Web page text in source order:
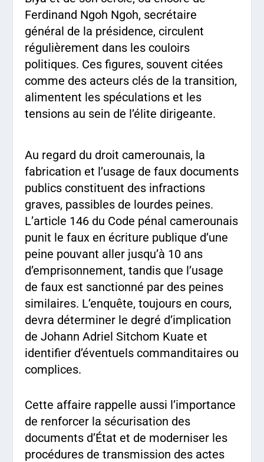
Ferdinand Ngoh Ngoh, secrétaire
général de la présidence, circulent
régulièrement dans les couloirs
politiques. Ces figures, souvent citées
comme des acteurs clés de la transition,
alimentent les spéculations et les
tensions au sein de l’élite dirigeante.
Au regard du droit camerounais, la
fabrication et l’usage de faux documents
publics constituent des infractions
graves, passibles de lourdes peines.
L’article 146 du Code pénal camerounais
punit le faux en écriture publique d’une
peine pouvant aller jusqu’à 10 ans
d’emprisonnement, tandis que l’usage
de faux est sanctionné par des peines
similaires. L’enquête, toujours en cours,
devra déterminer le degré d’implication
de Johann Adriel Sitchom Kuate et
identifier d’éventuels commanditaires ou
complices.
Cette affaire rappelle aussi l’importance
de renforcer la sécurisation des
documents d’État et de moderniser les
procédures de transmission des actes